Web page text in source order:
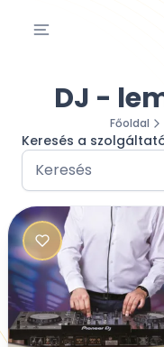
DJ -
Főoldal
Keresés a